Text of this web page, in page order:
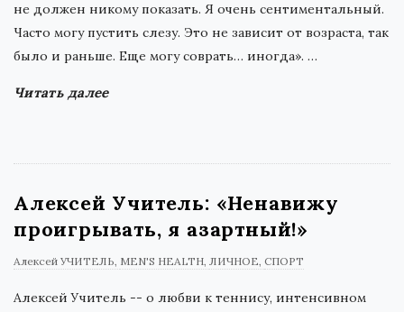
не должен никому показать. Я очень сентиментальный.
Часто могу пустить слезу. Это не зависит от возраста, так
было и раньше. Еще могу соврать… иногда». …
Читать далее
Алексей Учитель: «Ненавижу
проигрывать, я азартный!»
Алексей УЧИТЕЛЬ MEN'S HEALTH ЛИЧНОЕ СПОРТ
Алексей Учитель -- о любви к теннису, интенсивном